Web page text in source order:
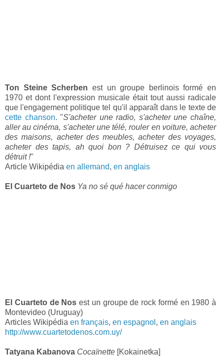
Ton Steine Scherben est un groupe berlinois formé en
1970 et dont l'expression musicale était tout aussi radicale
que l'engagement politique tel qu'il apparaît dans le texte de
cette chanson. "S'acheter une radio, s'acheter une chaîne,
aller au cinéma, s'acheter une télé, rouler en voiture, acheter
des maisons, acheter des meubles, acheter des voyages,
acheter des tapis, ah quoi bon ? Détruisez ce qui vous
détruit !"
Article Wikipédia en allemand, en anglais
El Cuarteto de Nos Ya no sé qué hacer conmigo
El Cuarteto de Nos est un groupe de rock formé en 1980 à
Montevideo (Uruguay)
Articles Wikipédia en français, en espagnol , en anglais
http://www.cuartetodenos.com.uy/
Tatyana Kabanova Cocaïnette [Kokainetka]